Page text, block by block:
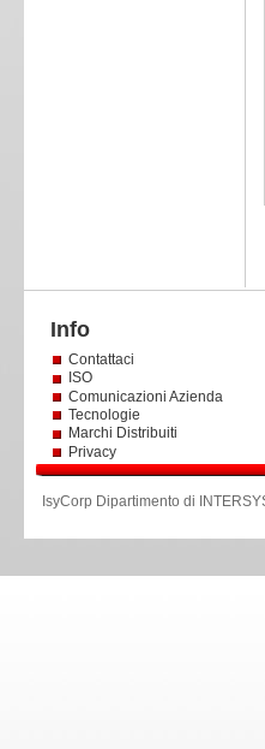
Info
Contattaci
ISO
Comunicazioni Azienda
Tecnologie
Marchi Distribuiti
Privacy
IsyCorp Dipartimento di